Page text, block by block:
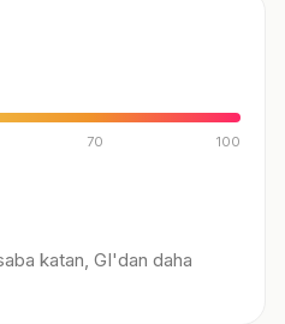
70 100
katan, GI'dan daha